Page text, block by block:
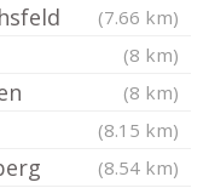
(7.66 km)
(8 km)
(8 km)
(8.15 km)
(8.54 km)